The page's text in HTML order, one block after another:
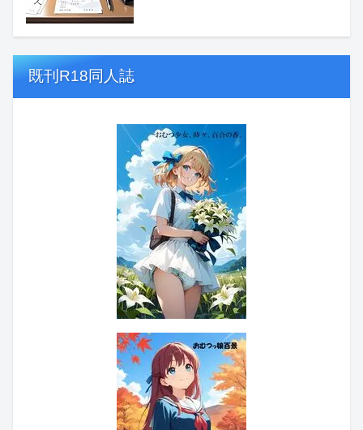
既刊R18同人誌